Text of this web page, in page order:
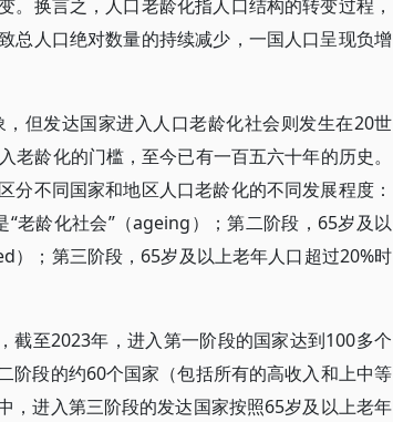
换言之，人口老龄化指人口结构的转变过程，
总人口绝对数量的持续减少，一国人口呈现负增
但发达国家进入人口老龄化社会则发生在20世
龄化的门槛，至今已有一百五六十年的历史。
不同国家和地区人口老龄化的不同发展程度：
老龄化社会”（ageing）；第二阶段，65岁及以
）；第三阶段，65岁及以上老年人口超过20%时
截至2023年，进入第一阶段的国家达到100多个
阶段的约60个国家（包括所有的高收入和上中等
，进入第三阶段的发达国家按照65岁及以上老年